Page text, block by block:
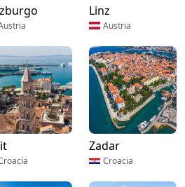
Linz
Austria
Zadar
Croacia